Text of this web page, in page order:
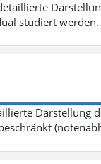
studiert
Darstellung